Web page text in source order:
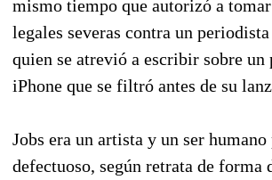
mismo tiempo que autorizó a
legales severas contra un
quien se atrevió a escribir sobre un
iPhone que se filtró antes de su
Jobs era un artista y un ser
defectuoso, según retrata de forma